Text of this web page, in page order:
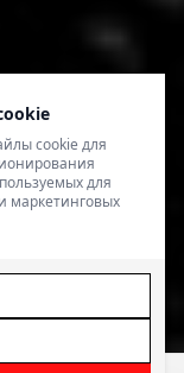
cookie для
для
маркетинговых